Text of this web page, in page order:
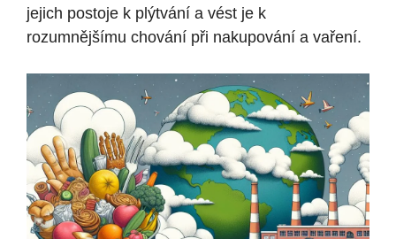
jejich postoje k plýtvání a vést je ​k
rozumnějšímu chování při nakupování ⁣a vaření.